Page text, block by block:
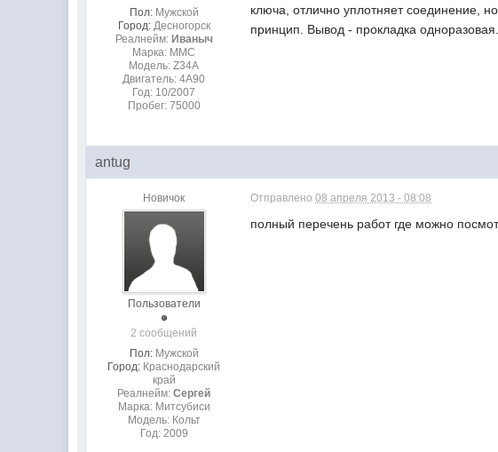
Пол: Мужской
Город: Десногорск
Реалнейм: Иваныч
Марка: MMC
Модель: Z34A
Двигатель: 4A90
Год: 10/2007
Пробег: 75000
ключа, отлично уплотняет соединение,
принцип. Вывод - прокладка одноразовая.
antug
Новичок
Пользователи
2 сообщений
Пол: Мужской
Город: Краснодарский
край
Реалнейм:Сергей
Марка: Митсубиси
Модель: Кольт
Год: 2009
Отправлено08 апреля 2013 - 08:08
полный перечень работ где можно